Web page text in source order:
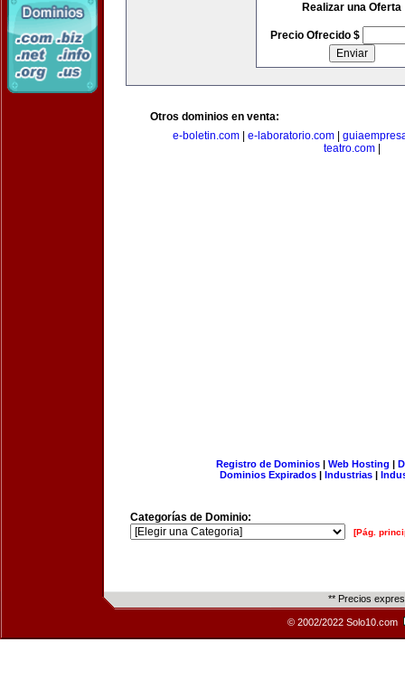
Realizar una Oferta
Precio Ofrecido $
Otros dominios en venta:
e-boletin.com
e-laboratorio.com
teatro.com|
Registro de Dominios| Web Hosting |
Dominios Expirados | Industrias |
Categorías de Dominio:
[Pág.
** Precios
© 2002/2022 Solo10.com